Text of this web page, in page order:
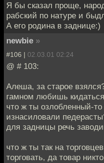
Я бы сказал проще,
рабский по натуре и
А его родина в заднице:)
newbie »
#106 | 02.03.01 02:24
@ # 103:
Алеша, за старое
гамном любишь
что ж ты озлобленный-то
изнасиловали
для задницы речь
что ж ты так на
торговать, да товар